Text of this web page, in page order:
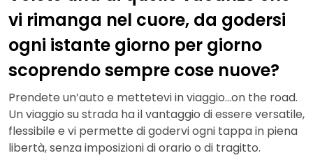
vi rimanga nel cuore, da godersi
ogni istante giorno per giorno
scoprendo sempre cose nuove?
Prendete un’auto e mettetevi in viaggio…on the road.
Un viaggio su strada ha il vantaggio di essere versatile,
flessibile e vi permette di godervi ogni tappa in piena
libertà, senza imposizioni di orario o di tragitto.